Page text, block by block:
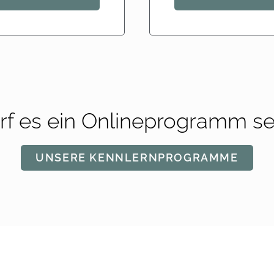
es ein Onlineprogramm
UNSERE KENNLERNPROGRAMME